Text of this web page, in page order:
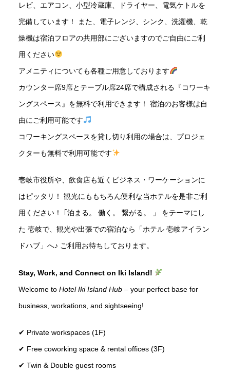
レビ、エアコン、小型冷蔵庫、ドライヤー、電気ケトルを
完備しています！ また、電子レンジ、シンク、洗濯機、乾
燥機は宿泊フロアの共用部にございますのでご自由にご利
用ください
アメニティについても各種ご用意しております
カウンター席9席とテーブル席24席で構成される『コワーキ
ングスペース』を無料で利用できます！ 宿泊のお客様は自
由にご利用可能です
コワーキングスペースを貸し切り利用の場合は、プロジェ
クターも無料で利用可能です
壱岐市役所や、飲食店も近くビジネス・ワーケーションに
はピッタリ！ 観光にももちろん便利な当ホテルを是非ご利
用ください！ ｢泊まる。 働く。 繋がる。 」 をテーマにし
た 壱岐で、観光や出張での宿泊なら「ホテル 壱岐アイラン
ドハブ」へ♪ ご利用お待ちしております。
Stay, Work, and Connect on Iki Island!
Welcome toHotel Iki Island Hub – your perfect base for
business, workations, and sightseeing!
✔ Private workspaces (1F)
✔ Free coworking space & rental offices (3F)
✔ Twin & Double guest rooms